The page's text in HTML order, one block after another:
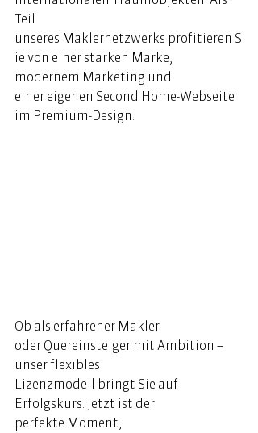
Teil
unseres Maklernetzwerks profitieren S
ie von einer starken Marke,
modernem Marketing und
einer eigenen Second Home-Webseite
im Premium-Design.
Ob als erfahrener Makler
oder Quereinsteiger mit Ambition –
unser flexibles
Lizenzmodell bringt Sie auf
Erfolgskurs. Jetzt ist der
perfekte Moment,